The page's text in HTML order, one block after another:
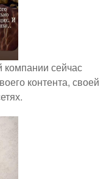
компании сейчас
контента, своей